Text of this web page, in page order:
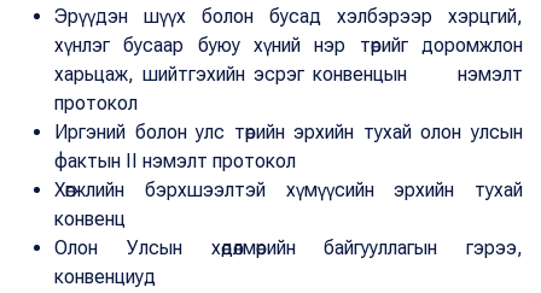
Эрүүдэн шүүх болон бусад хэлбэрээр хэрцгий,
хүнлэг бусаар буюу хүний нэр төрийг доромжлон
харьцаж, шийтгэхийн эсрэг конвенцын нэмэлт
протокол
Иргэний болон улс төрийн эрхийн тухай олон улсын
фактын II нэмэлт протокол
Хөгжлийн бэрхшээлтэй хүмүүсийн эрхийн тухай
конвенц
Олон Улсын хөдөлмөрийн байгууллагын гэрээ,
конвенциуд